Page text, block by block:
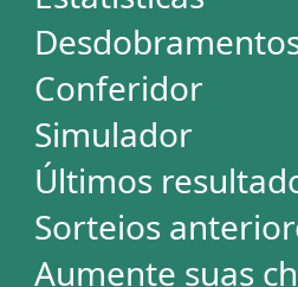
Mega-Sena
Lotofácil
Quina
+Milionária
Dia de Sorte
Super Sete
Timemania